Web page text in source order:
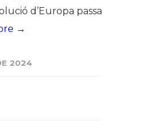
d’Europa passa
→
2024